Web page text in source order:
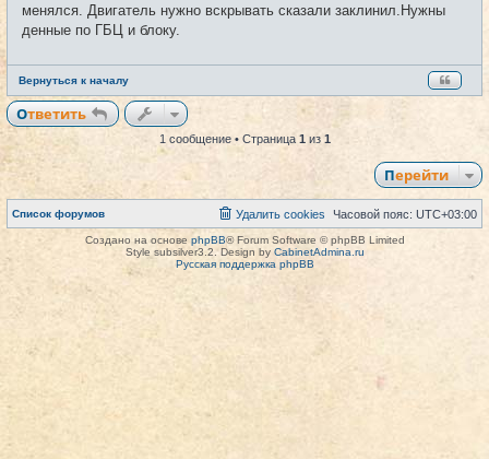
менялся. Двигатель нужно вскрывать сказали заклинил.Нужны
денные по ГБЦ и блоку.
Вернуться к началу
Ответить
1 сообщение • Страница 1 из 1
Перейти
Список форумов Часовой пояс: UTC+03:00
Удалить cookies
Создано на основе phpBB® Forum Software © phpBB Limited
Style subsilver3.2. Design by CabinetAdmina.ru
Русская поддержка phpBB